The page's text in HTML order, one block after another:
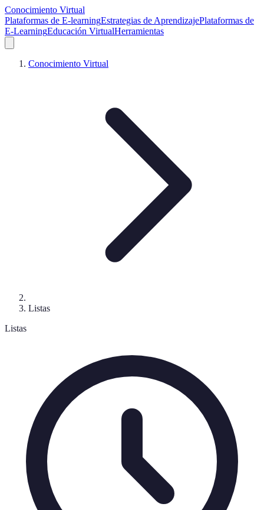
Conocimiento Virtual
Plataformas de E-learningEstrategias de AprendizajePlataformas de
E-LearningEducación VirtualHerramientas
Conocimiento Virtual
Listas
Listas